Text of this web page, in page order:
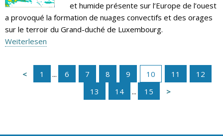
et humide présente sur l’Europe de l’ouest
a provoqué la formation de nuages convectifs et des orages
sur le terroir du Grand-duché de Luxembourg.
Weiterlesen
1 ... 6 7 8 9 10 11
12
13
14 ... 15